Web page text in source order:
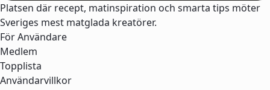
Platsen där recept, matinspiration och smarta tips möter
Sveriges mest matglada kreatörer.
För Användare
Medlem
Topplista
Användarvillkor